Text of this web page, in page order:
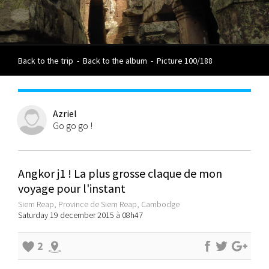
Back to the trip - Back to the album - Picture 100/188
Azriel
Go go go !
Angkor j1 ! La plus grosse claque de mon
voyage pour l'instant
Siem Reap, Province de Siem Reap, Cambodge
Saturday 19 december 2015 à 08h47
2